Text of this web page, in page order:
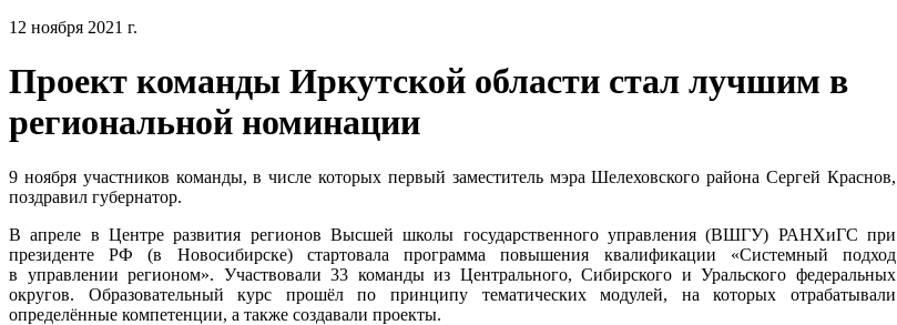
12 ноября 2021 г.
Проект команды Иркутской области стал лучшим в
региональной номинации
9 ноября участников команды, в числе которых первый заместитель мэра Шелеховского района Сергей Краснов,
поздравил губернатор.
В апреле в Центре развития регионов Высшей школы государственного управления (ВШГУ) РАНХиГС при
президенте РФ (в Новосибирске) стартовала программа повышения квалификации «Системный подход
в управлении регионом». Участвовали 33 команды из Центрального, Сибирского и Уральского федеральных
округов. Образовательный курс прошёл по принципу тематических модулей, на которых отрабатывали
определённые компетенции, а также создавали проекты.